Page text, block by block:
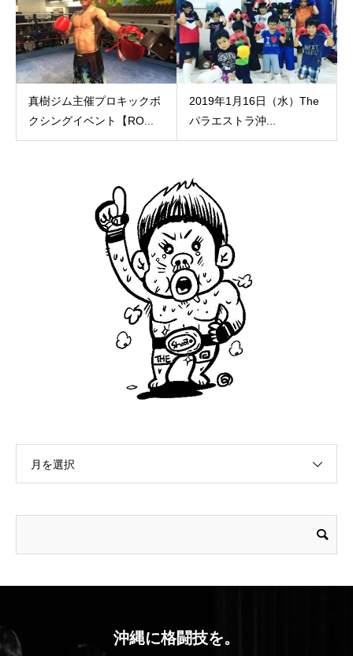
真樹ジム主催プロキックボ
クシングイベント【RO...
2019年1月16日（水）The
パラエストラ沖...
月を選択
沖縄に格闘技を。